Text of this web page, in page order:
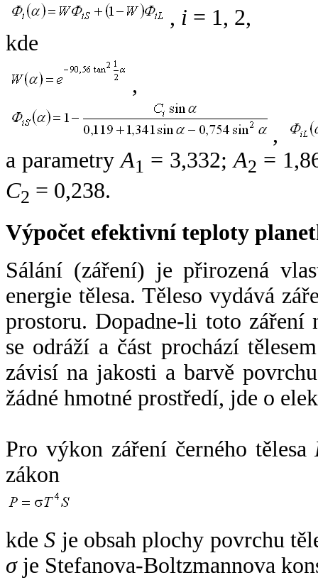
, i = 1, 2,
kde
,
,
a parametryA1 = 3,332;A2 =
C2 = 0,238.
Výpočet efektivní teploty
Sálání (záření) je přirozená
energie tělesa. Těleso vydává
prostoru. Dopadne-li toto záření
se odráží a část prochází
závisí na jakosti a barvě
žádné hmotné prostředí, jde o
Pro výkon záření černého tělesa
zákon
kdeS je obsah plochy povrchu
σje Stefanova-Boltzmannova